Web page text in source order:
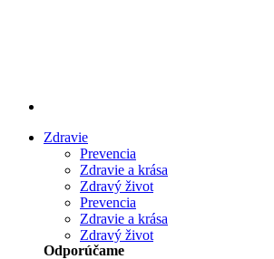
Zdravie
Prevencia
Zdravie a krása
Zdravý život
Prevencia
Zdravie a krása
Zdravý život
Odporúčame